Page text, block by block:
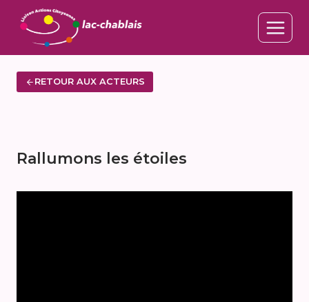
contenu
RETOUR AUX ACTEURS
Rallumons les étoiles